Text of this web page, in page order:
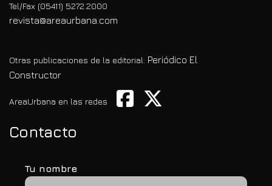
Tel/Fax (05411) 5272.2000
revista@areaurbana.com
Otras publicaciones de la editorial: Periódico El
Constructor
AreaUrbana en las redes
Contacto
Tu nombre